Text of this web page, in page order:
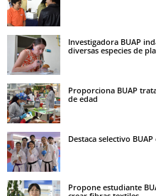
Investigadora BUAP
diversas especies de
Proporciona BUAP
de edad
Destaca selectivo
Propone estudiante